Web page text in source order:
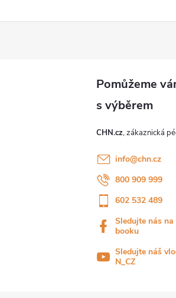
CHN.cz
info@chn.cz
800 909 999
602 532 489
Sledujte nás na
booku
Sledujte náš
N_CZ